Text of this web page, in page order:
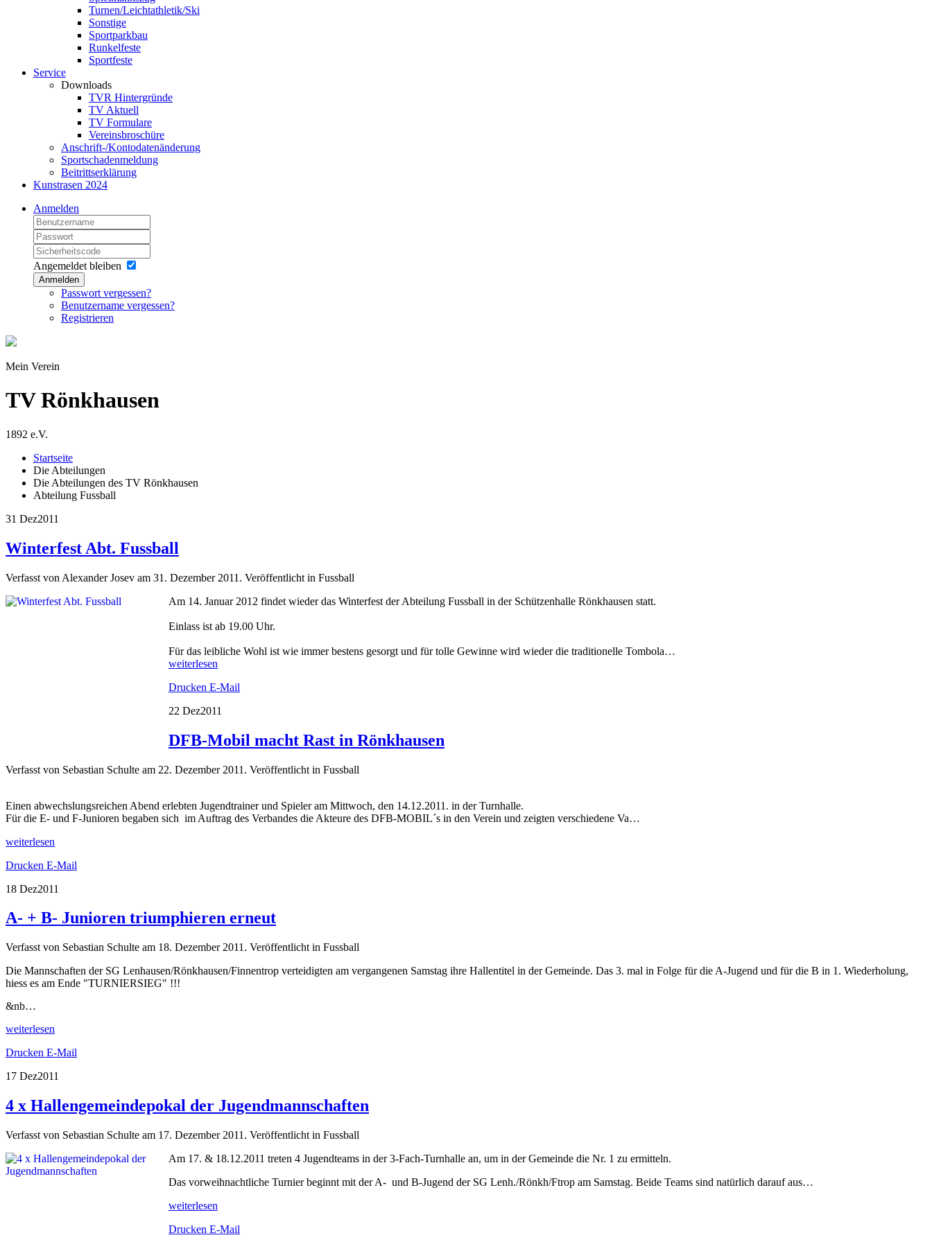
Turnen/Leichtathletik/Ski
Sonstige
Sportparkbau
Runkelfeste
Sportfeste
Service
Downloads
TVR Hintergründe
TV Aktuell
TV Formulare
Vereinsbroschüre
Anschrift-/Kontodatenänderung
Sportschadenmeldung
Beitrittserklärung
Kunstrasen 2024
Anmelden
Angemeldet bleiben
Anmelden
Passwort vergessen?
Benutzername vergessen?
Registrieren
Mein Verein
TV Rönkhausen
1892 e.V.
Startseite
Die Abteilungen
Die Abteilungen des TV Rönkhausen
Abteilung Fussball
31 Dez2011
Winterfest Abt. Fussball
Verfasst von Alexander Josev am 31. Dezember 2011 . Veröffentlicht in Fussball
Am 14. Januar 2012 findet wieder das Winterfest der Abteilung Fussball in der Schützenhalle Rönkhausen statt.
Einlass ist ab 19.00 Uhr.
Für das leibliche Wohl ist wie immer bestens gesorgt und für tolle Gewinne wird wieder die traditionelle Tombola…
weiterlesen
Drucken E-Mail
22 Dez2011
DFB-Mobil macht Rast in Rönkhausen
Verfasst von Sebastian Schulte am 22. Dezember 2011 . Veröffentlicht in Fussball
Einen abwechslungsreichen Abend erlebten Jugendtrainer und Spieler am Mittwoch, den 14.12.2011. in der Turnhalle.
Für die E- und F-Junioren begaben sich im Auftrag des Verbandes die Akteure des DFB-MOBIL´s in den Verein und zeigten verschiedene Va…
weiterlesen
Drucken E-Mail
18 Dez2011
A- + B- Junioren triumphieren erneut
Verfasst von Sebastian Schulte am 18. Dezember 2011 . Veröffentlicht in Fussball
Die Mannschaften der SG Lenhausen/Rönkhausen/Finnentrop verteidigten am vergangenen Samstag ihre Hallentitel in der Gemeinde. Das 3. mal in Folge für die A-Jugend und für die B in 1. Wiederholung,
hiess es am Ende "TURNIERSIEG" !!!
&nb…
weiterlesen
Drucken E-Mail
17 Dez2011
4 x Hallengemeindepokal der Jugendmannschaften
Verfasst von Sebastian Schulte am 17. Dezember 2011 . Veröffentlicht in Fussball
Am 17. & 18.12.2011 treten 4 Jugendteams in der 3-Fach-Turnhalle an, um in der Gemeinde die Nr. 1 zu ermitteln.
Das vorweihnachtliche Turnier beginnt mit der A- und B-Jugend der SG Lenh./Rönkh/Ftrop am Samstag. Beide Teams sind natürlich darauf aus…
weiterlesen
Drucken E-Mail